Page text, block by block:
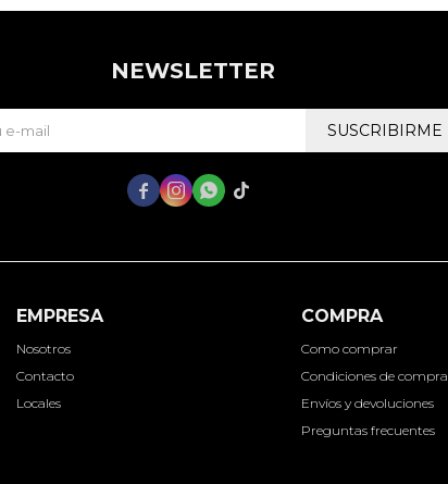
EMPRESA
Nosotros
Contacto
Locales
COMPRA
Como comprar
Condiciones de compra
Envíos y devoluciones
Preguntas frecuentes
NEWSLETTER
SUSCRIBIRME
   